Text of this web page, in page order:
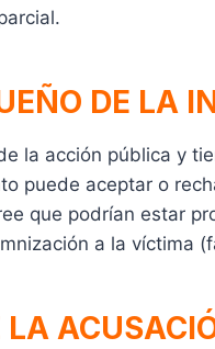
DE LA
la acción pública y
puede aceptar o
que podrían estar
a la víctima